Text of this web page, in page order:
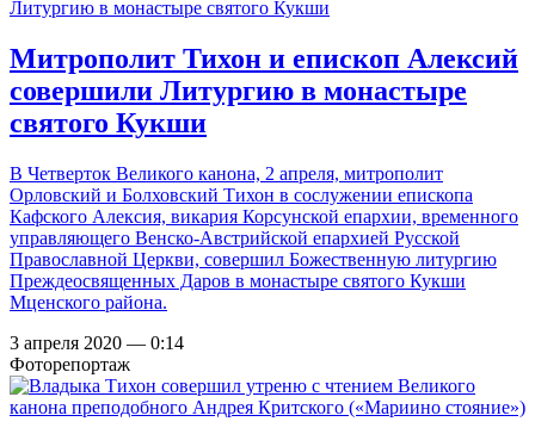
Митрополит Тихон и епископ Алексий
совершили Литургию в монастыре
святого Кукши
В Четверток Великого канона, 2 апреля, митрополит
Орловский и Болховский Тихон в сослужении епископа
Кафского Алексия, викария Корсунской епархии, временного
управляющего Венско-Австрийской епархией Русской
Православной Церкви, совершил Божественную литургию
Преждеосвященных Даров в монастыре святого Кукши
Мценского района.
3 апреля 2020 — 0:14
Фоторепортаж